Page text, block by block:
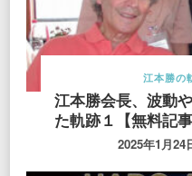
江本勝の
江本勝会長、波動
た軌跡１【無料記事
2025年1月24